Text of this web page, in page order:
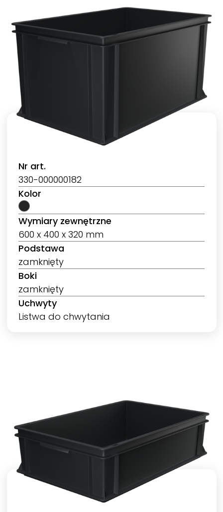
Nr art.
330-000000182
Kolor
Wymiary zewnętrzne
600 x 400 x 320 mm
Podstawa
zamknięty
Boki
zamknięty
Uchwyty
Listwa do chwytania